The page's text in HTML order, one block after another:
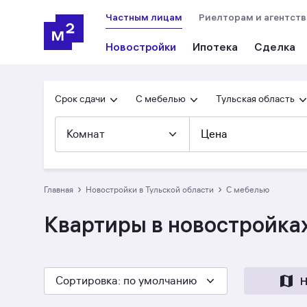
Частным лицам
Новостройки Ипотека Сделка
Риелторам и
Срок сдачи С мебелью Тульская область
Комнат Цена
Главная › Новостройки в Тульской области › с мебелью
Квартиры в
Сортировка: по умолчанию